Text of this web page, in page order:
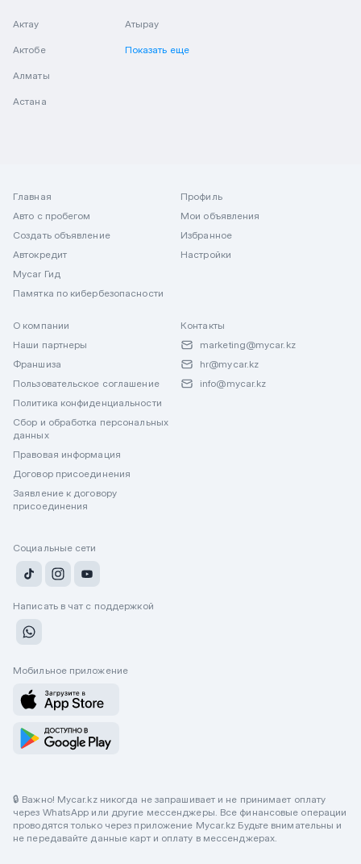
Актау
Актобе
Алматы
Астана
Атырау
Показать еще
Главная
Авто с пробегом
Создать объявление
Автокредит
Mycar Гид
Памятка по кибербезопасности
Профиль
Мои объявления
Избранное
Настройки
О компании
Наши партнеры
Франшиза
Пользовательское соглашение
Политика конфиденциальности
Сбор и обработка персональных
данных
Правовая информация
Договор присоединения
Заявление к договору
присоединения
Контакты
marketing@mycar.kz
hr@mycar.kz
info@mycar.kz
Социальные сети
Написать в чат с поддержкой
Мобильное приложение
🔒 Важно! Mycar.kz никогда не запрашивает и не принимает оплату
через WhatsApp или другие мессенджеры. Все финансовые операции
проводятся только через приложение Mycar.kz Будьте внимательны и
не передавайте данные карт и оплату в мессенджерах.